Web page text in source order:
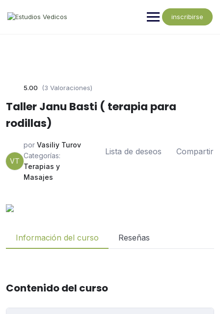
inscribirse
5.00 (3 Valoraciones)
Taller Janu Basti ( terapia para
rodillas)
VT
por Vasiliy Turov
Categorías:
Terapias y
Masajes
Lista de deseos Compartir
Información del curso Reseñas
Contenido del curso